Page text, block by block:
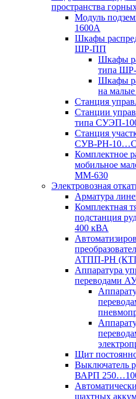
пространства
Модуль
1600А
Шкафы
ШР-ПП
Шкафы
типа
Шкафы
на
Станция
Станции
типа СУЭП-
Станция
СУВ-РН-
Комплектное
мобильное
ММ-630
Электровозная
Арматура
Комплектная
подстанция
400 кВА
АТПП-РН
Аппаратура
переводами
Щит
Выключатель
ВАРП
шахтных